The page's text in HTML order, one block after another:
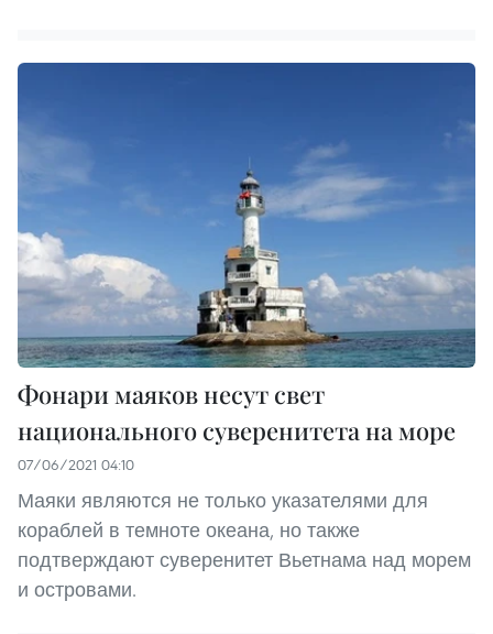
Фонари маяков несут свет
национального суверенитета на море
07/06/2021 04:10
Маяки являются не только указателями для
кораблей в темноте океана, но также
подтверждают суверенитет Вьетнама над морем
и островами.